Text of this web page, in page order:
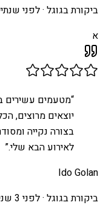
ביקורת בגוגל ·לפני
א
“מטעמים עשירים
יוצאים מרוצים,
בצורה נקייה
לאירוע הבא שלי.”
Ido Golan
ביקורת בגוגל ·לפני 3 שנים